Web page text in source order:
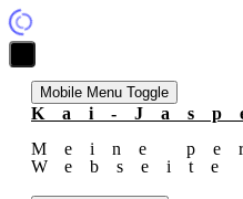
Mobile Menu Toggle
Kai-
Meine
Webseite